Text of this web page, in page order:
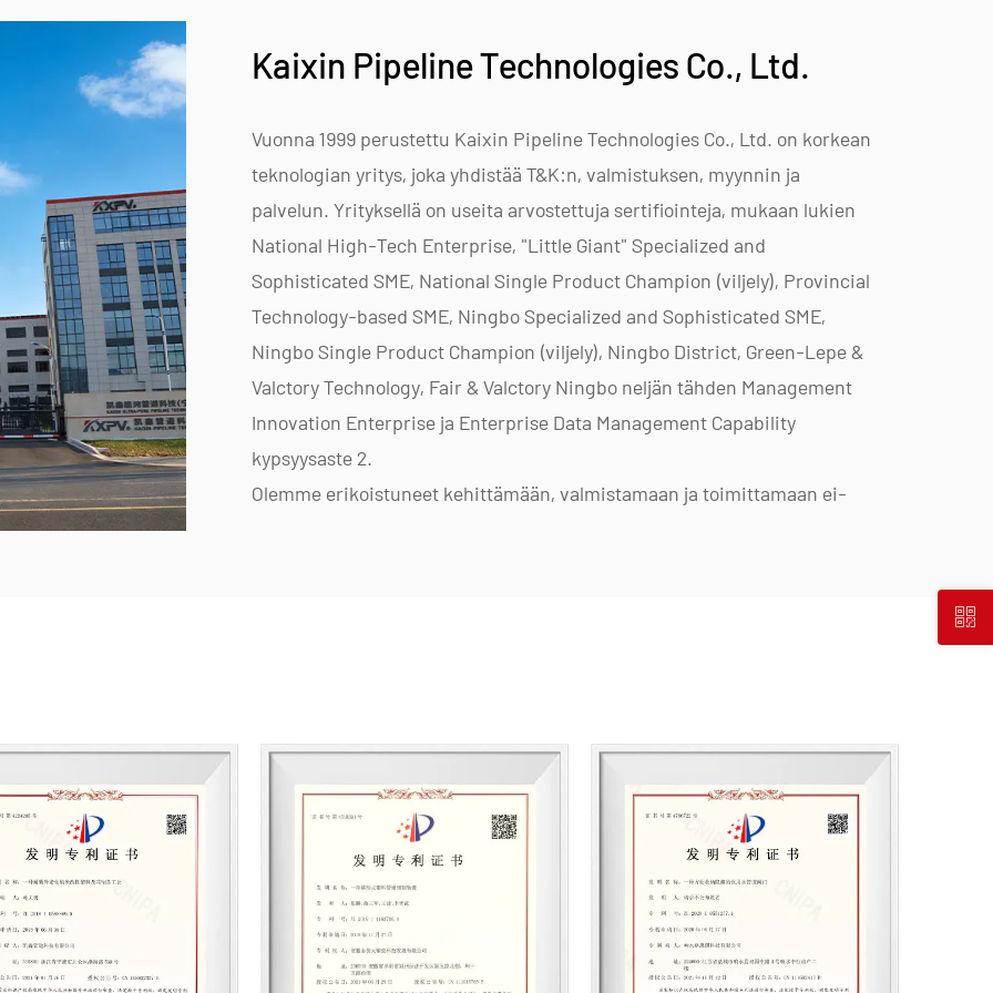
Kaixin Pipeline Technologies Co., Ltd.
Vuonna 1999 perustettu Kaixin Pipeline Technologies Co., Ltd. on korkean
teknologian yritys, joka yhdistää T&K:n, valmistuksen, myynnin ja
palvelun. Yrityksellä on useita arvostettuja sertifiointeja, mukaan lukien
National High-Tech Enterprise, "Little Giant" Specialized and
Sophisticated SME, National Single Product Champion (viljely), Provincial
Technology-based SME, Ningbo Specialized and Sophisticated SME,
Ningbo Single Product Champion (viljely), Ningbo District, Green-Lepe &
Valctory Technology, Fair & Valctory Ningbo neljän tähden Management
Innovation Enterprise ja Enterprise Data Management Capability
kypsyysaste 2.
Olemme erikoistuneet kehittämään, valmistamaan ja toimittamaan ei-
markkinoiden aukkoja ja säilyttää kilpailuetumme alalla.
"Teknologiavetoinen, ajan tahdissa pysyminen" -periaatteen ohjaamana
Kaixin osoittaa vuosittain lähes 10 miljoonaa RMB T&K-toimintaan.
Varmistamme tuotteiden erinomaisen laadun standardoidun
automatisoidun valmistuksen ja tiukan tuontiraaka-aineiden hankinnan
avulla. Kansainvälisen kehitysstrategiamme mukaisesti seuraamme
jatkuvasti globaalien markkinoiden kehitystä ja hyödynnämme